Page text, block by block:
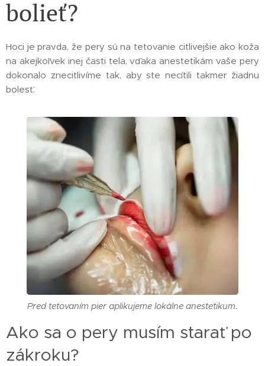
bolieť?
Hoci je pravda, že pery sú na tetovanie citlivejšie ako koža
na akejkoľvek inej časti tela, vďaka anestetikám vaše pery
dokonalo znecitlivíme tak, aby ste necítili takmer žiadnu
bolesť.
Pred tetovaním pier aplikujeme lokálne anestetikum.
Ako sa o pery musím starať po
zákroku?